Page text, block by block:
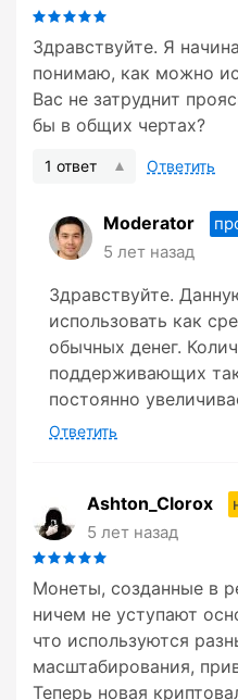
Здравствуйте. Я
понимаю, как можно
Вас не затруднит
бы в общих чертах?
1 ответ Ответить
Moderator
5 лет назад
Здравствуйте.
использовать как
обычных денег.
поддерживающих
постоянно
Ответить
Ashton_Clorox
5 лет назад
Монеты, созданные в
ничем не уступают
что используются
масштабирования,
Теперь новая